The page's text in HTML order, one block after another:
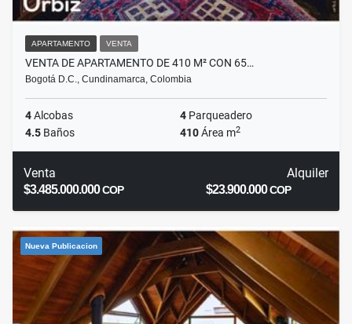
APARTAMENTO VENTA
VENTA DE APARTAMENTO DE 410 M² CON 65…
Bogotá D.C., Cundinamarca, Colombia
4Alcobas 4 Parqueadero
4.5 Baños 410Área m2
Venta
$3.485.000.000COP
Alquiler
$23.900.000COP
Nueva Publicacion